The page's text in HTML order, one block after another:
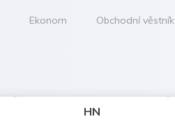
Ekonom Obchodní věstník
HN